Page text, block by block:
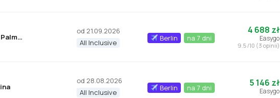
Iberostar Waves Club Palmeraie Marrakech
od 21.09.2026
All Inclusive
Berlin na 7 dni
4 688 zł
Easygo
9.5 /10 (3 opinii)
od 28.08.2026
All Inclusive
Berlin na 7 dni 5 146 zł
Easygo